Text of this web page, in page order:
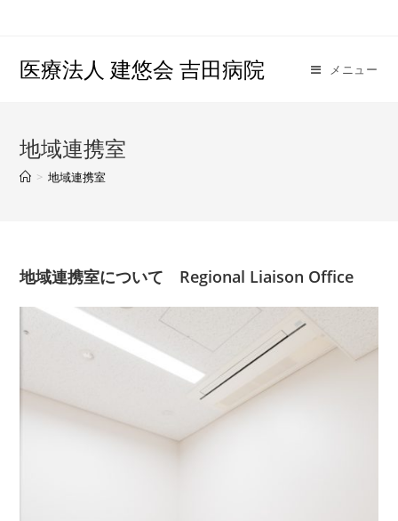
医療法人 建悠会 吉田病院 メニュー
地域連携室
> 地域連携室
地域連携室について Regional Liaison Office